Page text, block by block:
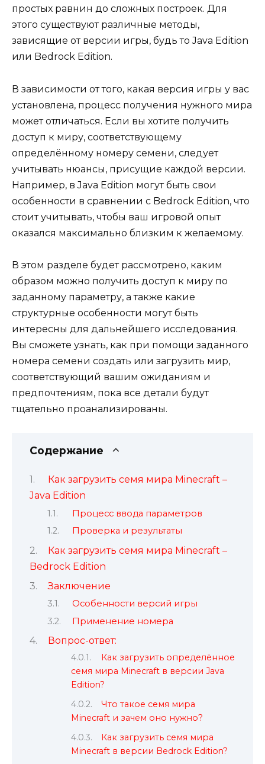
простых равнин до сложных построек. Для
этого существуют различные методы,
зависящие от версии игры, будь то Java Edition
или Bedrock Edition.
В зависимости от того, какая версия игры у вас
установлена, процесс получения нужного мира
может отличаться. Если вы хотите получить
доступ к миру, соответствующему
определённому номеру семени, следует
учитывать нюансы, присущие каждой версии.
Например, в Java Edition могут быть свои
особенности в сравнении с Bedrock Edition, что
стоит учитывать, чтобы ваш игровой опыт
оказался максимально близким к желаемому.
В этом разделе будет рассмотрено, каким
образом можно получить доступ к миру по
заданному параметру, а также какие
структурные особенности могут быть
интересны для дальнейшего исследования.
Вы сможете узнать, как при помощи заданного
номера семени создать или загрузить мир,
соответствующий вашим ожиданиям и
предпочтениям, пока все детали будут
тщательно проанализированы.
Содержание
Как загрузить семя мира Minecraft –
Java Edition
Процесс ввода параметров
Проверка и результаты
Как загрузить семя мира Minecraft –
Bedrock Edition
Заключение
Особенности версий игры
Применение номера
Вопрос-ответ:
Как загрузить определённое
семя мира Minecraft в версии Java
Edition?
Что такое семя мира
Minecraft и зачем оно нужно?
Как загрузить семя мира
Minecraft в версии Bedrock Edition?